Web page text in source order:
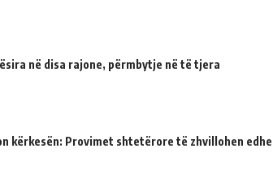
në disa rajone, përmbytje në të tjera
kërkesën: Provimet shtetërore të zhvillohen edhe